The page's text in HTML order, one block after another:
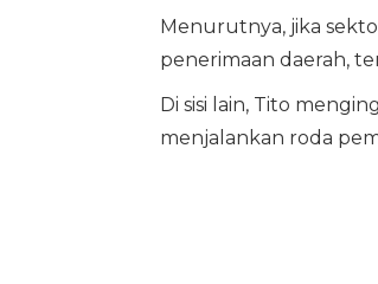
Menurutnya, jika
penerimaan daerah,
Di sisi lain, Tito
menjalankan roda